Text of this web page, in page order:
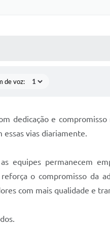
de voz:
dedicação e
vias diariamente.
equipes permanecem
o compromisso da
com mais qualidade e